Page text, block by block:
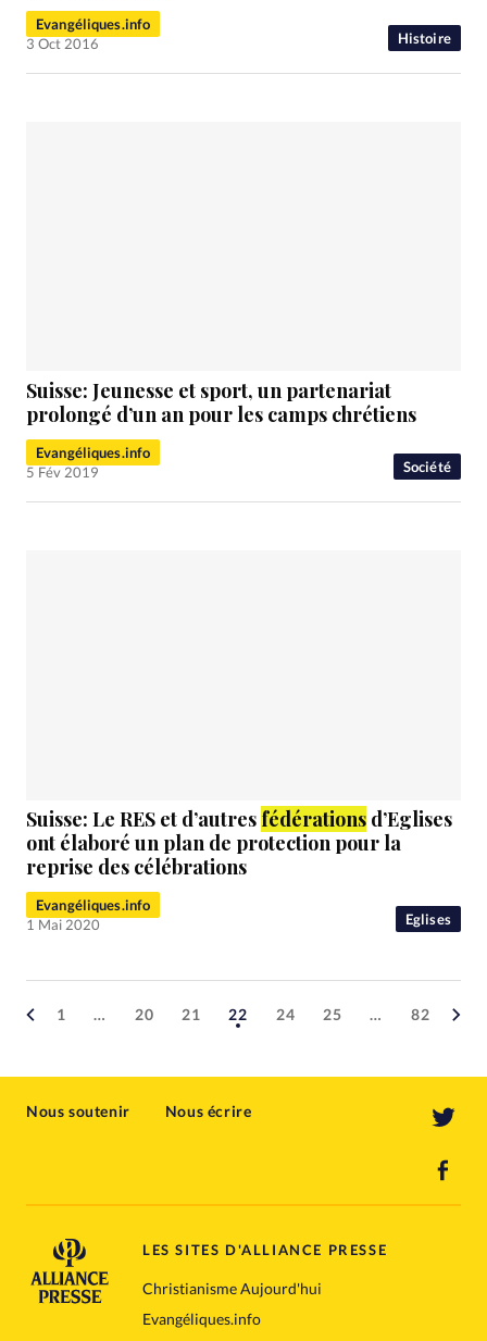
Histoire
Evangéliques.info
3 Oct 2016
Société
Suisse: Jeunesse et sport, un partenariat
prolongé d’un an pour les camps chrétiens
Evangéliques.info
5 Fév 2019
Eglises
Suisse: Le RES et d’autres fédérations d’Eglises
ont élaboré un plan de protection pour la
reprise des célébrations
Evangéliques.info
1 Mai 2020
1 … 20 21 22 24 25 … 82
Nous soutenir Nous écrire
LES SITES D'ALLIANCE PRESSE
Christianisme Aujourd'hui
Evangéliques.info